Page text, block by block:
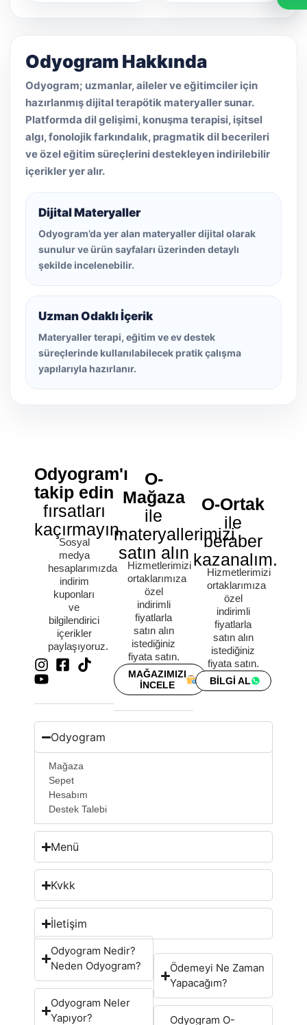
Odyogram Hakkında
Odyogram; uzmanlar, aileler ve eğitimciler için
hazırlanmış dijital terapötik materyaller sunar.
Platformda dil gelişimi, konuşma terapisi, işitsel
algı, fonolojik farkındalık, pragmatik dil becerileri
ve özel eğitim süreçlerini destekleyen indirilebilir
içerikler yer alır.
Dijital Materyaller
Odyogram’da yer alan materyaller dijital olarak
sunulur ve ürün sayfaları üzerinden detaylı
şekilde incelenebilir.
Uzman Odaklı İçerik
Materyaller terapi, eğitim ve ev destek
süreçlerinde kullanılabilecek pratik çalışma
yapılarıyla hazırlanır.
Odyogram'ı
takip edin
fırsatları
kaçırmayın.
Sosyal
medya
hesaplarımızda
indirim
kuponları
ve
bilgilendirici
içerikler
paylaşıyoruz.
O-
Mağaza
ile
materyallerimizi
satın alın
Hizmetlerimizi
ortaklarımıza
özel
indirimli
fiyatlarla
satın alın
istediğiniz
fiyata satın.
MAĞAZIMIZI
İNCELE
O-Ortak
ile
beraber
kazanalım.
Hizmetlerimizi
ortaklarımıza
özel
indirimli
fiyatlarla
satın alın
istediğiniz
fiyata satın.
BİLGİ AL
Odyogram
Mağaza
Sepet
Hesabım
Destek Talebi
Menü
Kvkk
İletişim
Odyogram Nedir?
Neden Odyogram?
Odyogram Neler
Yapıyor?
Ödemeyi Ne Zaman
Yapacağım?
Odyogram O-